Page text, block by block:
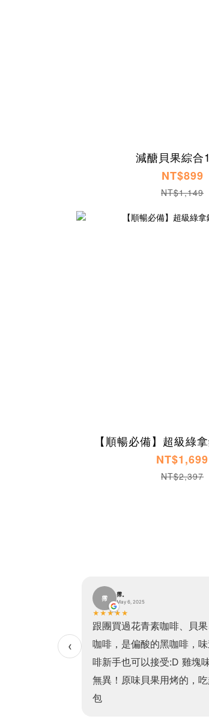
減醣貝果綜合
NT$899
NT$1,149
【順暢必備】超級綠
NT$1,699
NT$2,397
‹
有飽足感且吃
我最愛的是高
霈 霈。
May 6, 2025
★ ★ ★★ ★
跟團買過花青素咖啡、貝
咖啡，是偏酸的黑咖啡，
啡新手也可以接受:D 雞塊
無異！原味貝果用烤的，
包